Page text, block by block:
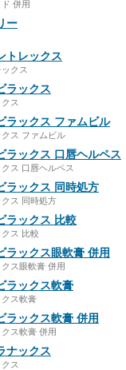
併用
ー
トレックス
クス
ラックス
ス
ラックス ファムビル
ス ファムビル
ラックス 口唇ヘルペス
ス 口唇ヘルペス
ラックス 同時処方
ス 同時処方
ラックス 比較
ス 比較
ラックス眼軟膏 併用
ス眼軟膏 併用
ラックス軟膏
ス軟膏
ラックス軟膏 併用
ス軟膏 併用
ナックス
ス